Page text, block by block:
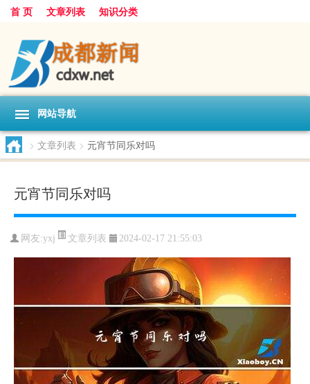
首 页 文章列表 知识分类
网站导航
> 文章列表 > 元宵节同乐对吗
元宵节同乐对吗
网友:yxj 文章列表 2024-02-17 21:55:03